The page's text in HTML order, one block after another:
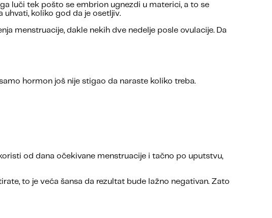
luči tek pošto se embrion ugnezdi u materici, a to se
koliko god da je osetljiv.
menstruacije, dakle nekih dve nedelje posle ovulacije. Da
hormon još nije stigao da naraste koliko treba.
od dana očekivane menstruacije i tačno po uputstvu,
to je veća šansa da rezultat bude lažno negativan. Zato